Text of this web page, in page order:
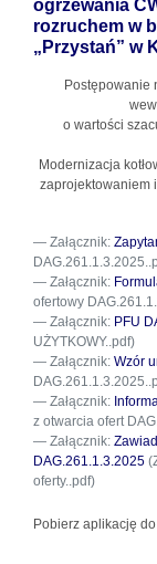
ogrzewania
rozruchem w
„Przystań” w
Postępowanie
o wartości
Modernizacja
zaprojektowaniem
Załącznik:
Załącznik:
ofertowy
Załącznik: PFU
UŻYTKOWY..pdf)
Załącznik: Wzór
Załącznik:
z otwarcia ofert
Załącznik:
DAG.261.1.3.2025
oferty..pdf)
Pobierz aplikację